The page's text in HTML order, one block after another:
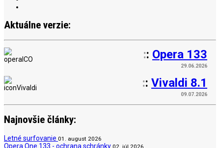
Aktuálne verzie:
:: Opera 133
29.06.2026
:: Vivaldi 8.1
09.07.2026
Najnovšie články:
Letné surfovanie 01. august 2026
Opera One 133 - ochrana schránky 02. júl 2026